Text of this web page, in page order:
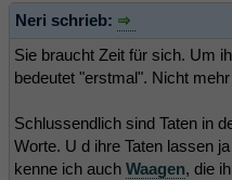
Neri schrieb:
Sie braucht Zeit für sich. Um
bedeutet "erstmal". Nicht
Schlussendlich sind Taten in
Worte. U d ihre Taten lassen
kenne ich auch Waagen, die